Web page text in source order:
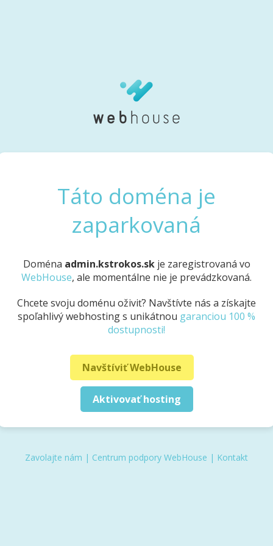
Táto doména je
zaparkovaná
Doména admin.kstrokos.skje zaregistrovaná vo
WebHouse, ale momentálne nie je prevádzkovaná.
Chcete svoju doménu oživiť? Navštívte nás a získajte
spoľahlivý webhosting s unikátnou garanciou 100 %
dostupnosti!
Navštíviť WebHouse
Aktivovať hosting
Zavolajte nám | Centrum podpory WebHouse | Kontakt